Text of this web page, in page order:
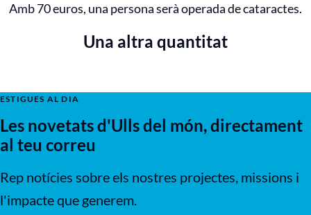
Amb 70 euros, una persona serà operada de cataractes.
Una altra quantitat
ESTIGUES AL DIA
Les novetats d'Ulls del món, directament
al teu correu
Rep notícies sobre els nostres projectes, missions i
l'impacte que generem.